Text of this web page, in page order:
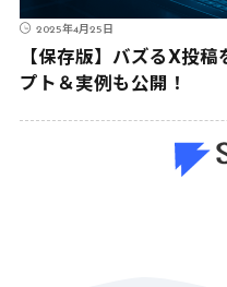
2025年4月25日
【保存版】バズるX投
プト＆実例も公開！